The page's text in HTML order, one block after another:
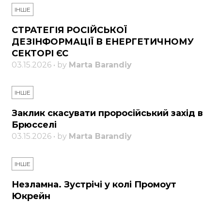
ІНШЕ
СТРАТЕГІЯ РОСІЙСЬКОЇ
ДЕЗІНФОРМАЦІЇ В ЕНЕРГЕТИЧНОМУ
СЕКТОРІ ЄС
03.15.2026 • by Marta Barandiy
ІНШЕ
Заклик скасувати проросійський захід в
Брюсселі
03.15.2026 • by Marta Barandiy
ІНШЕ
Незламна. Зустрічі у колі Промоут
Юкрейн